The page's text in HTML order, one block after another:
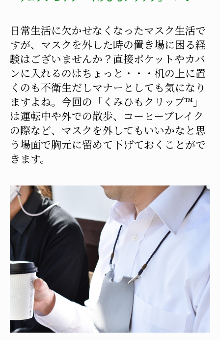
日常生活に欠かせなくなったマスク生活で
すが、マスクを外した時の置き場に困る経
験はございませんか？直接ポケットやカバ
ンに入れるのはちょっと・・・机の上に置
くのも不衛生だしマナーとしても気になり
ますよね。今回の「くみひもクリップ™」
は運転中や外での散歩、コーヒーブレイク
の際など、マスクを外してもいいかなと思
う場面で胸元に留めて下げておくことがで
きます。